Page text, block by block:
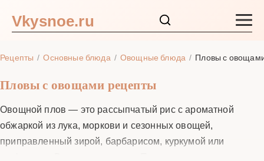
Vkysnoe.ru
Основные блюда
Супы
Ингредиенты
Рецепты Основные блюда Овощные блюда Пловы с
Пловы с овощами рецепты
Овощной плов — это рассыпчатый рис с ароматной
обжаркой из лука, моркови и сезонных овощей,
приправленный зирой, барбарисом, куркумой или